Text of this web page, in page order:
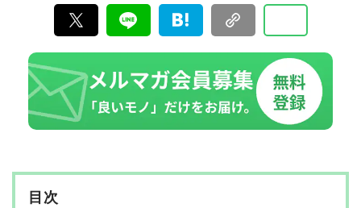
品、コスメに至るまで、多岐にわたるジャンルで本物の
商品テストを重ね“失敗しないお買い物”を全力でサポー
ト。編集長・加藤剛敏を中心に、11名以上の編集体制で
目次